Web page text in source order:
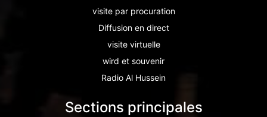
visite par procuration
Diffusion en direct
visite virtuelle
wird et souvenir
Radio Al Hussein
Sections principales